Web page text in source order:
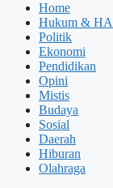
Home
Hukum &
Politik
Ekonomi
Pendidikan
Opini
Mistis
Budaya
Sosial
Daerah
Hiburan
Olahraga